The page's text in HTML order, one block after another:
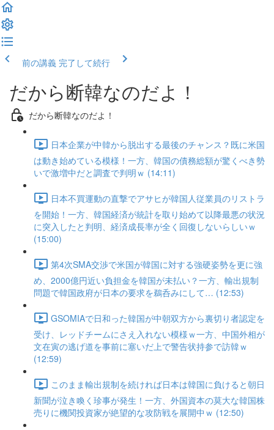
前の講義 完了して続行
だから断韓なのだよ！
だから断韓なのだよ！
日本企業が中韓から脱出する最後のチャンス？既に米国
は動き始めている模様！一方、韓国の債務総額が驚くべき勢
いで激増中だと調査で判明ｗ (14:11)
日本不買運動の直撃でアサヒが韓国人従業員のリストラ
を開始！一方、韓国経済が統計を取り始めて以降最悪の状況
に突入したと判明、経済成長率が全く回復しないらしいｗ
(15:00)
第4次SMA交渉で米国が韓国に対する強硬姿勢を更に強
め、2000億円近い負担金を韓国が未払い？一方、輸出規制
問題で韓国政府が日本の要求を鵜呑みにして… (12:53)
GSOMIAで日和った韓国が中朝双方から裏切り者認定を
受け、レッドチームにさえ入れない模様ｗ一方、中国外相が
文在寅の逃げ道を事前に塞いだ上で警告状持参で訪韓ｗ
(12:59)
このまま輸出規制を続ければ日本は韓国に負けると朝日
新聞が泣き喚く珍事が発生！一方、外国資本の莫大な韓国株
売りに機関投資家が絶望的な攻防戦を展開中ｗ (12:50)